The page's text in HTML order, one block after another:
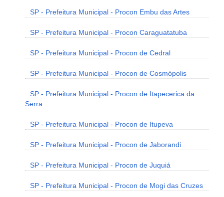
SP - Prefeitura Municipal - Procon Embu das Artes
SP - Prefeitura Municipal - Procon Caraguatatuba
SP - Prefeitura Municipal - Procon de Cedral
SP - Prefeitura Municipal - Procon de Cosmópolis
SP - Prefeitura Municipal - Procon de Itapecerica da
Serra
SP - Prefeitura Municipal - Procon de Itupeva
SP - Prefeitura Municipal - Procon de Jaborandi
SP - Prefeitura Municipal - Procon de Juquiá
SP - Prefeitura Municipal - Procon de Mogi das Cruzes